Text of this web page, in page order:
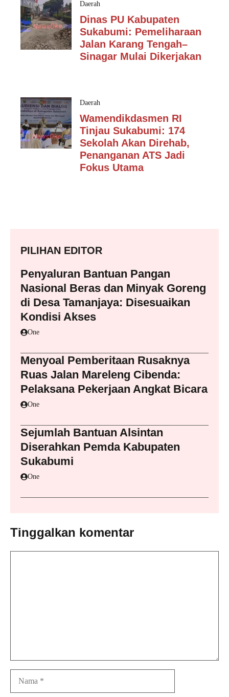
Daerah
Dinas PU Kabupaten
Sukabumi: Pemeliharaan
Jalan Karang Tengah–
Sinagar Mulai Dikerjakan
Daerah
Wamendikdasmen RI
Tinjau Sukabumi: 174
Sekolah Akan Direhab,
Penanganan ATS Jadi
Fokus Utama
PILIHAN EDITOR
Penyaluran Bantuan Pangan
Nasional Beras dan Minyak Goreng
di Desa Tamanjaya: Disesuaikan
Kondisi Akses
One
Menyoal Pemberitaan Rusaknya
Ruas Jalan Mareleng Cibenda:
Pelaksana Pekerjaan Angkat Bicara
One
Sejumlah Bantuan Alsintan
Diserahkan Pemda Kabupaten
Sukabumi
One
Tinggalkan komentar